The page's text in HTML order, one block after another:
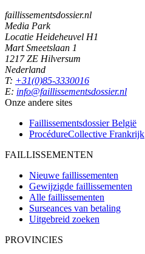
faillissementsdossier.nl
Media Park
Locatie Heideheuvel H1
Mart Smeetslaan 1
1217 ZE Hilversum
Nederland
T: +31(0)85-3330016
E: info@faillissementsdossier.nl
Onze andere sites
Faillissementsdossier België
ProcédureCollective Frankrijk
FAILLISSEMENTEN
Nieuwe faillissementen
Gewijzigde faillissementen
Alle faillissementen
Surseances van betaling
Uitgebreid zoeken
PROVINCIES